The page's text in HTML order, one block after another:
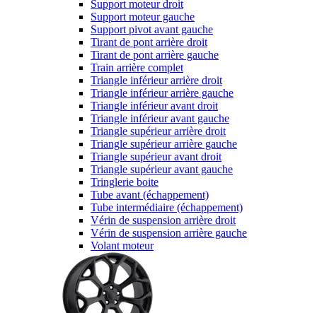
Support moteur droit
Support moteur gauche
Support pivot avant gauche
Tirant de pont arrière droit
Tirant de pont arrière gauche
Train arrière complet
Triangle inférieur arrière droit
Triangle inférieur arrière gauche
Triangle inférieur avant droit
Triangle inférieur avant gauche
Triangle supérieur arrière droit
Triangle supérieur arrière gauche
Triangle supérieur avant droit
Triangle supérieur avant gauche
Tringlerie boite
Tube avant (échappement)
Tube intermédiaire (échappement)
Vérin de suspension arrière droit
Vérin de suspension arrière gauche
Volant moteur